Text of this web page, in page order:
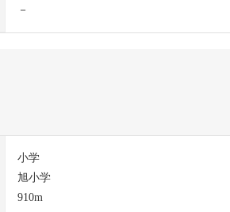
－
小学
旭小学
910m